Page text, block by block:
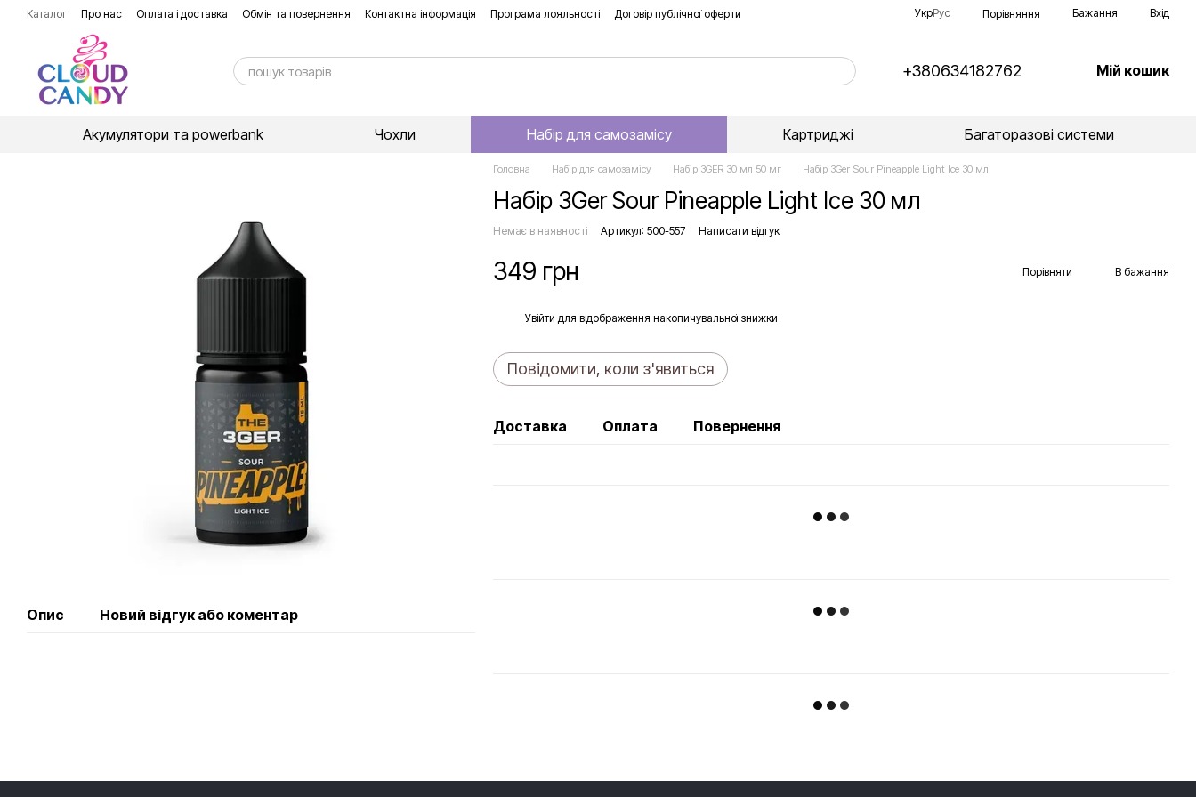
Перейти до основного контенту
Каталог Про нас Оплата і доставка Обмін та повернення Контактна інформація Програма лояльності Договір публічної оферти УкрРус Порівняння Бажання Вхід
+380634182762 Мій кошик
Акумулятори та powerbank Чохли Набір для самозамісу Картриджі Багаторазові системи
Опис Новий відгук або коментар
Головна Набір для самозамісу Набір 3GER 30 мл 50 мг Набір 3Ger Sour Pineapple Light Ice 30 мл
Набір 3Ger Sour Pineapple Light Ice 30 мл
Немає в наявності Артикул: 500-557 Написати відгук
349 грн Порівняти В бажання
Увійти для відображення накопичувальної знижки
Повідомити, коли з'явиться
Доставка Оплата Повернення